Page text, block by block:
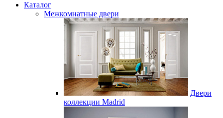
Каталог
Межкомнатные двери
Двери
коллекции Madrid